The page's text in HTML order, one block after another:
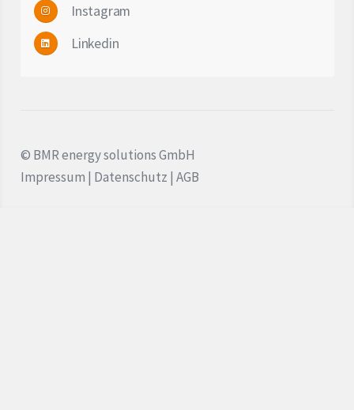
Batteriespeicher
Aktuelles
Instagram
Linkedin
© BMR energy solutions GmbH
Impressum | Datenschutz | AGB